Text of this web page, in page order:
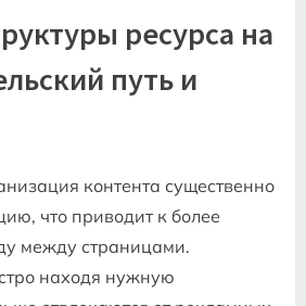
ресурса на
путь и
контента существенно
что приводит к более
между страницами.
находя нужную